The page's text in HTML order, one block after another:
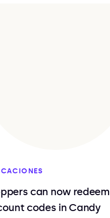
can now redeem
codes in Candy